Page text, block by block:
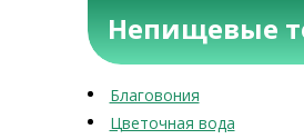
Непищевые
Благовония
Цветочная вода